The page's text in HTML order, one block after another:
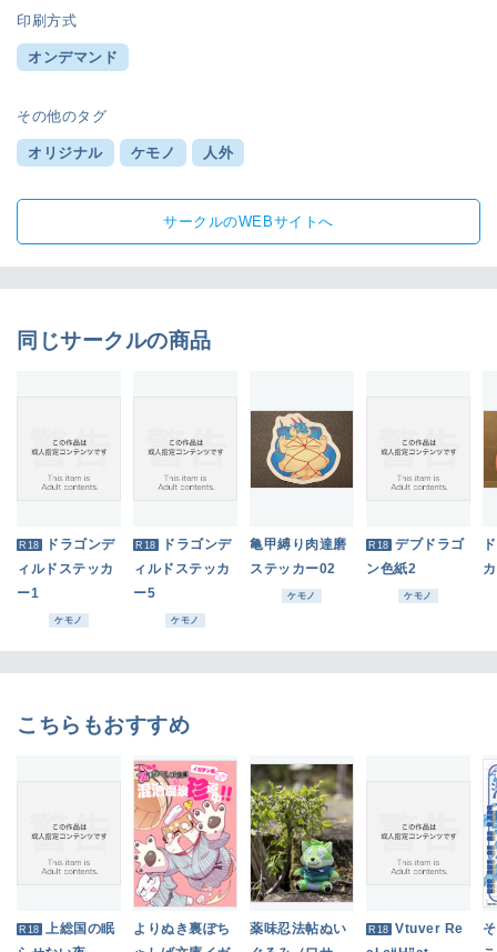
印刷方式
オンデマンド
その他のタグ
オリジナル ケモノ 人外
サークルのWEBサイトへ
同じサークルの商品
R18 ドラゴンデ
ィルドステッカ
ー1
ケモノ
R18 ドラゴンデ
ィルドステッカ
ー5
ケモノ
亀甲縛り肉達磨
ステッカー02
ケモノ
R18 デブドラゴ
ン色紙2
ケモノ
こちらもおすすめ
R18 上総国の眠
よりぬき裏ぽち
薬味忍法帖ぬい
R18 Vtuver Re